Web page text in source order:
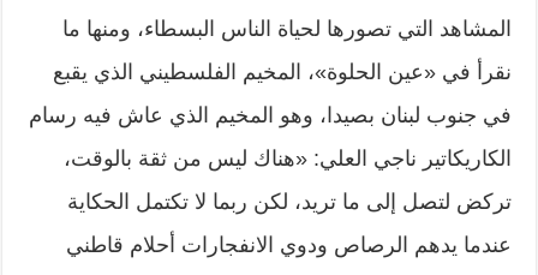
المشاهد التي تصورها لحياة الناس البسطاء، ومنها ما
نقرأ في «عين الحلوة»، المخيم الفلسطيني الذي يقبع
في جنوب لبنان بصيدا، وهو المخيم الذي عاش فيه رسام
الكاريكاتير ناجي العلي: «هناك ليس من ثقة بالوقت،
تركض لتصل إلى ما تريد، لكن ربما لا تكتمل الحكاية
عندما يدهم الرصاص ودوي الانفجارات أحلام قاطني